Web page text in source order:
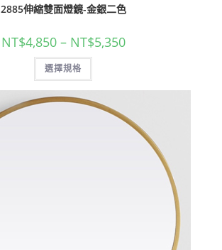
2885伸縮雙面燈鏡-金銀二色
NT$4,850 – NT$5,350價
格
到
選擇規格
此
品
有
多
種